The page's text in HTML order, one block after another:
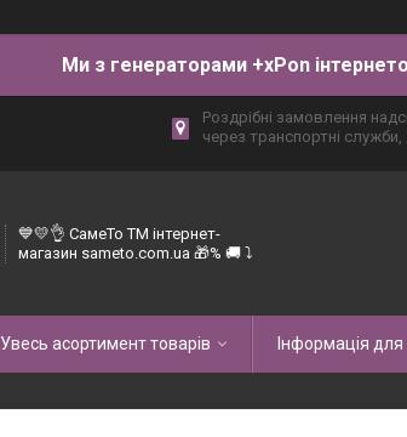
Ми з генераторами +xPon
Роздрібні замовлення
через транспортні служби,
💙💛👌 СамеТо ТМ інтернет-
магазин sameto.com.ua 🎁% 🚚 ⤵
Увесь асортимент товарів Інформація для